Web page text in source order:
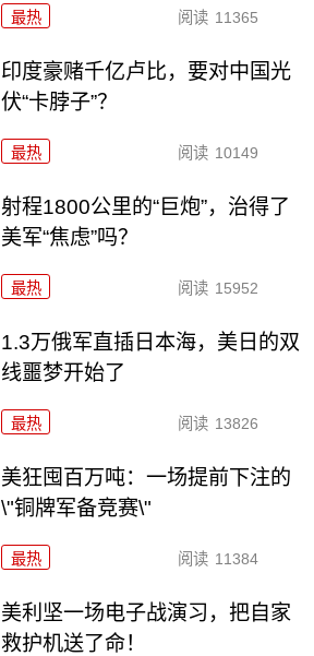
最热 阅读 11365
印度豪赌千亿卢比，要对中国光
伏“卡脖子”？
最热 阅读 10149
射程1800公里的“巨炮”，治得了
美军“焦虑”吗？
最热 阅读 15952
1.3万俄军直插日本海，美日的双
线噩梦开始了
最热 阅读 13826
美狂囤百万吨：一场提前下注的
\"铜牌军备竞赛\"
最热 阅读 11384
美利坚一场电子战演习，把自家
救护机送了命！